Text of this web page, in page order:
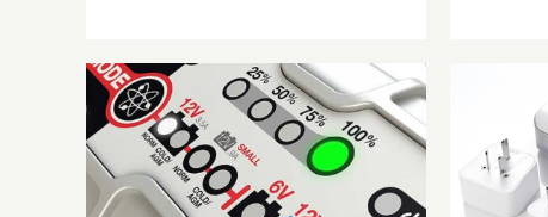
DAS PERFEKTE LADEGERÄT
FÜR DIE BATTERIEN IM LANDY
DER
MIT